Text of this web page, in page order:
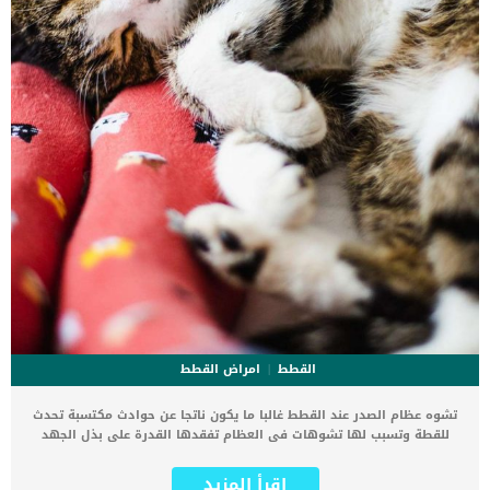
القطط
امراض القطط
تشوه عظام الصدر عند القطط غالبا ما يكون ناتجا عن حوادث مكتسبة تحدث
للقطة وتسبب لها تشوهات فى العظام تفقدها القدرة على بذل الجهد
وسط الصدر ، والغضاريف الضلعية هي الغضاريف التي تربط عظم الصدر